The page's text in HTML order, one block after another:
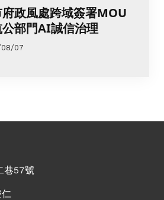
政風處跨域簽署MOU
部門AI誠信治理
07
巷57號